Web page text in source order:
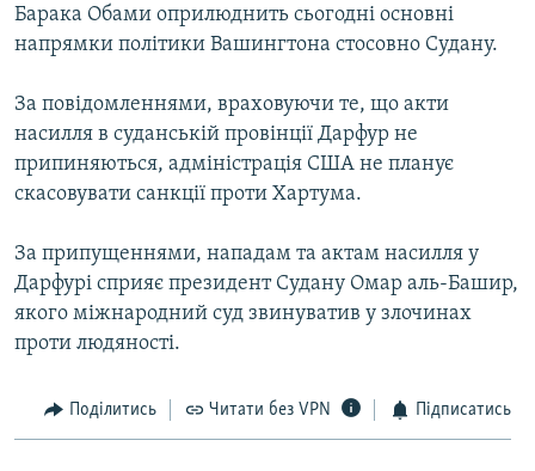
СХЕМИ
МУЛЬТИМЕДІА
ФОТО
СПЕЦПРОЄКТИ
ПОДКАСТИ
КРИМ РЕАЛІЇ
РУС
Барака Обами оприлюднить сьогодні основні
напрямки політики Вашингтона стосовно Судану.
За повідомленнями, враховуючи те, що акти
насилля в суданській провінції Дарфур не
припиняються, адміністрація США не планує
скасовувати санкції проти Хартума.
За припущеннями, нападам та актам насилля у
Дарфурі сприяє президент Судану Омар аль-Башир,
якого міжнародний суд звинуватив у злочинах
проти людяності.
Поділитись Читати без VPN Підписатись